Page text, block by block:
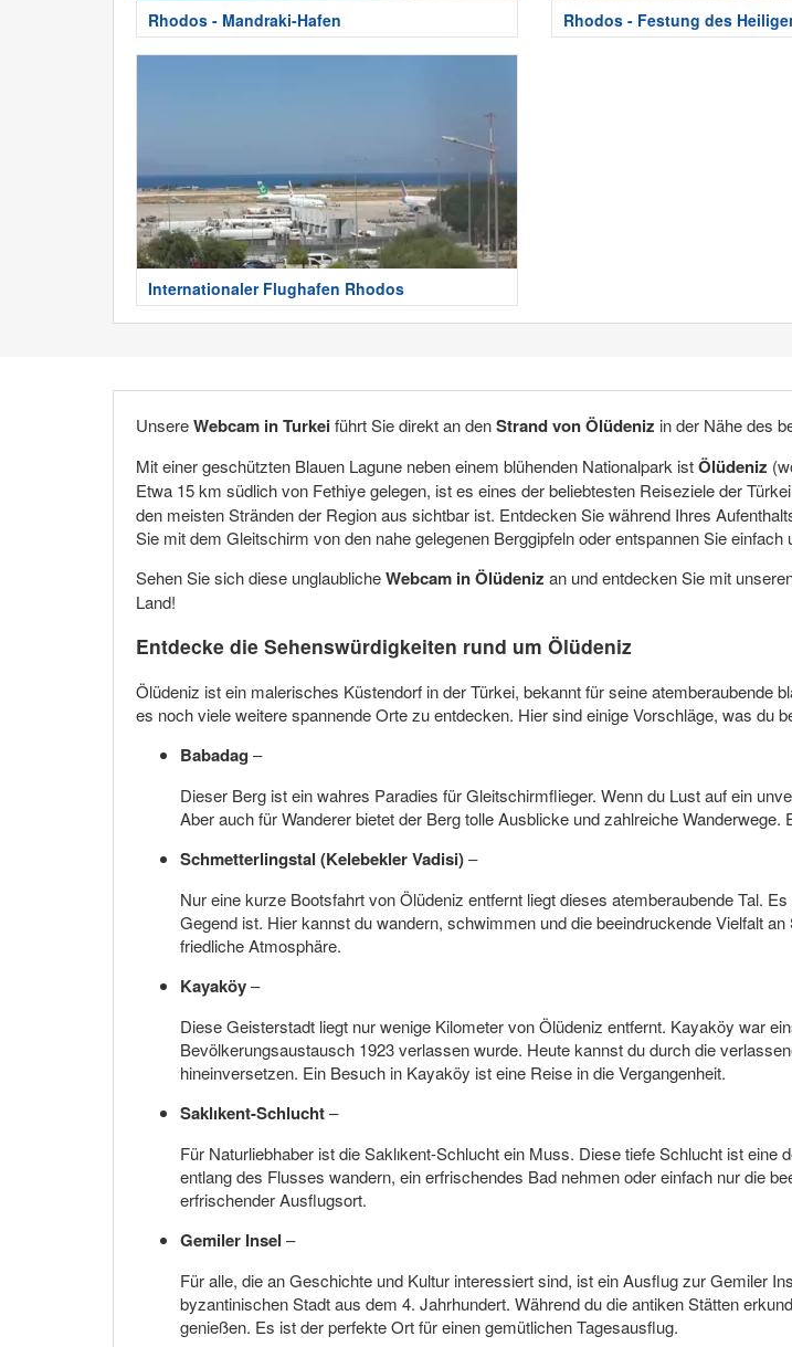
Rhodos - Mandraki-Hafen Rhodos - Festung des
Internationaler Flughafen Rhodos
UnsereWebcam in Turkeiführt Sie direkt an denStrand von Ölüdeniz in der Nähe des
Mit einer geschützten Blauen Lagune neben einem blühenden Nationalpark istÖlüdeniz
Etwa 15 km südlich von Fethiye gelegen, ist es eines der beliebtesten Reiseziele der
den meisten Stränden der Region aus sichtbar ist. Entdecken Sie während Ihres
Sie mit dem Gleitschirm von den nahe gelegenen Berggipfeln oder entspannen Sie
Sehen Sie sich diese unglaublicheWebcam in Ölüdeniz an und entdecken Sie mit
Land!
Entdecke die Sehenswürdigkeiten rund um Ölüdeniz
Ölüdeniz ist ein malerisches Küstendorf in der Türkei, bekannt für seine atemberaubende
es noch viele weitere spannende Orte zu entdecken. Hier sind einige Vorschläge, was du
Babadag –
Dieser Berg ist ein wahres Paradies für Gleitschirmflieger. Wenn du Lust auf ein
Aber auch für Wanderer bietet der Berg tolle Ausblicke und zahlreiche
Schmetterlingstal (Kelebekler Vadisi)–
Nur eine kurze Bootsfahrt von Ölüdeniz entfernt liegt dieses atemberaubende Tal.
Gegend ist. Hier kannst du wandern, schwimmen und die beeindruckende Vielfalt
friedliche Atmosphäre.
Kayaköy–
Diese Geisterstadt liegt nur wenige Kilometer von Ölüdeniz entfernt. Kayaköy war
Bevölkerungsaustausch 1923 verlassen wurde. Heute kannst du durch die
hineinversetzen. Ein Besuch in Kayaköy ist eine Reise in die Vergangenheit.
Saklıkent-Schlucht–
Für Naturliebhaber ist die Saklıkent-Schlucht ein Muss. Diese tiefe Schlucht ist
entlang des Flusses wandern, ein erfrischendes Bad nehmen oder einfach nur die
erfrischender Ausflugsort.
Gemiler Insel –
Für alle, die an Geschichte und Kultur interessiert sind, ist ein Ausflug zur Gemiler
byzantinischen Stadt aus dem 4. Jahrhundert. Während du die antiken Stätten
genießen. Es ist der perfekte Ort für einen gemütlichen Tagesausflug.